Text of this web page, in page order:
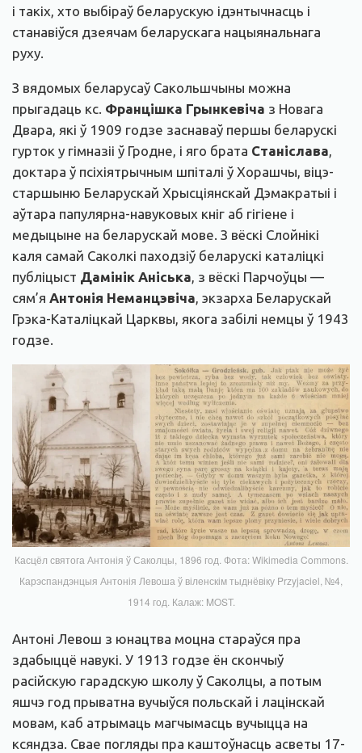
і такіх, хто выбіраў беларускую ідэнтычнасць і
станавіўся дзеячам беларускага нацыянальнага
руху.
З вядомых беларусаў Сакольшчыны можна
прыгадаць кс. Францішка Грынкевіча з Новага
Двара, які ў 1909 годзе заснаваў першы беларускі
гурток у гімназіі ў Гродне, і яго брата Станіслава,
доктара ў псіхіятрычным шпіталі ў Хорашчы, віцэ-
старшыню Беларускай Хрысціянскай Дэмакратыі і
аўтара папулярна-навуковых кніг аб гігіене і
медыцыне на беларускай мове. З вёскі Слойнікі
каля самай Саколкі паходзіў беларускі каталіцкі
публіцыст Дамінік Аніська, з вёскі Парчоўцы —
сям’я Антонія Неманцэвіча, экзарха Беларускай
Грэка-Каталіцкай Царквы, якога забілі немцы ў 1943
годзе.
Касцёл святога Антонія ў Саколцы, 1896 год. Фота: Wikimedia Commons.
Карэспандэнцыя Антонія Левоша ў віленскім тыднёвіку Przyjaciel, №4,
1914 год. Калаж: MOST.
Антоні Левош з юнацтва моцна стараўся пра
здабыццё навукі. У 1913 годзе ён скончыў
расійскую гарадскую школу ў Саколцы, а потым
яшчэ год прыватна вучыўся польскай і лацінскай
мовам, каб атрымаць магчымасць вучыцца на
ксяндза. Свае погляды пра каштоўнасць асветы 17-